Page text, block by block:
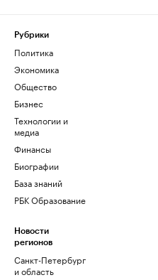
Рубрики
Политика
Экономика
Общество
Бизнес
Технологии и
медиа
Финансы
Биографии
База знаний
РБК Образование
Новости
регионов
Санкт-Петербург
и область